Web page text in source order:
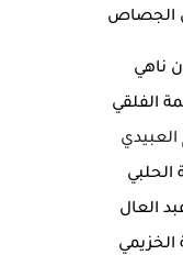
الجصاص
ناهي
الفلقي
العبيدي
الحلبي
العال
الخزيمي